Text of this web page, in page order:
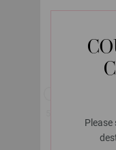
Please
за